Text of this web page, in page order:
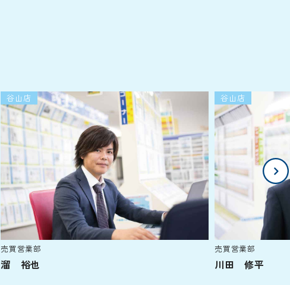
谷山店
売買営業部
溜 裕也
谷山店
売買営業部
川田 修平